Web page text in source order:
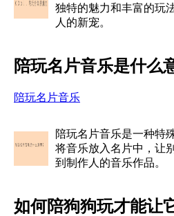
独特的魅力和丰富的玩
人的新宠。
陪玩名片音乐是什么
陪玩名片音乐
陪玩名片音乐是一种特
将音乐放入名片中，让
到制作人的音乐作品。
如何陪狗狗玩才能让